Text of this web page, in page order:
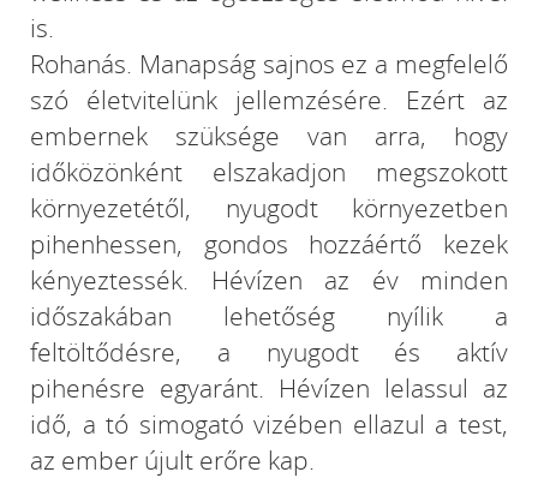
is.
Rohanás. Manapság sajnos ez a megfelelő
szó életvitelünk jellemzésére. Ezért az
embernek szüksége van arra, hogy
időközönként elszakadjon megszokott
környezetétől, nyugodt környezetben
pihenhessen, gondos hozzáértő kezek
kényeztessék. Hévízen az év minden
időszakában lehetőség nyílik a
feltöltődésre, a nyugodt és aktív
pihenésre egyaránt. Hévízen lelassul az
idő, a tó simogató vizében ellazul a test,
az ember újult erőre kap.